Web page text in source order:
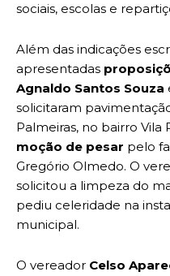
sociais, escolas e
Além das indicações
apresentadas
Agnaldo Santos Souza
solicitaram
Palmeiras, no bairro Vila
moção de pesar pelo
Gregório Olmedo. O
solicitou a limpeza do
pediu celeridade na
municipal.
O vereador Celso